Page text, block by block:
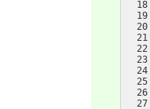
18
19
20
21
22
23
24
25
26
27